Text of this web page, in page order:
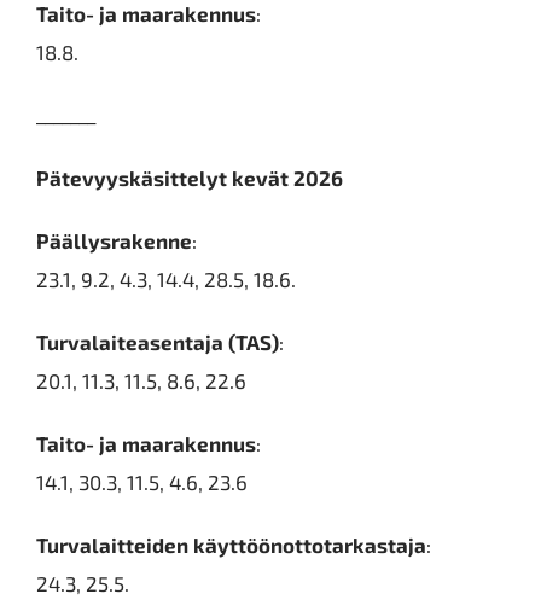
Taito- ja maarakennus:
18.8.
Pätevyyskäsittelyt kevät 2026
Päällysrakenne:
23.1, 9.2, 4.3, 14.4, 28.5, 18.6.
Turvalaiteasentaja (TAS):
20.1, 11.3, 11.5, 8.6, 22.6
Taito- ja maarakennus:
14.1, 30.3, 11.5, 4.6, 23.6
Turvalaitteiden käyttöönottotarkastaja:
24.3, 25.5.